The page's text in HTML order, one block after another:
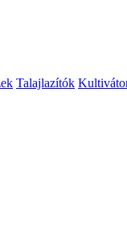
Talajlazítók